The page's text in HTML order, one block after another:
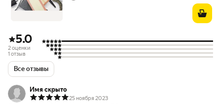
5.0
2 оценки
1 отзыв
Все отзывы
Имя скрыто
25 ноября 2023